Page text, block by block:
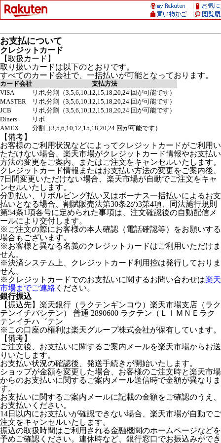
お支払について
クレジットカード
【取扱カード】
取り扱いカードは以下のとおりです。
すべてのカード会社で、一括払いが可能となっております。
カード会社
支払方法
VISA
リボ,分割（3,5,6,10,12,15,18,20,24 回が可能です）
MASTER
リボ,分割（3,5,6,10,12,15,18,20,24 回が可能です）
JCB
リボ,分割（3,5,6,10,12,15,18,20,24 回が可能です）
Diners
リボ
AMEX
分割（3,5,6,10,12,15,18,20,24 回が可能です）
【備考】
お客様のご利用状況などによってクレジットカードがご利用い
ただけない場合、楽天市場がクレジットカード情報やお支払い
方法の変更をご案内、またはご注文をキャンセルいたします。
クレジットカード情報またはお支払い方法の変更をご案内後、
7日間変更いただけない場合、楽天市場が自動でご注文をキャ
ンセルいたします。
分割払い、リボルビング払い又はボーナス一括払いによるお支
払いとなる場合、割賦販売法第30条2の3第4項、同法施行規則
第54条1項各号に定められた事項は、注文確認後の自動配信メ
ールにより交付します。
※ご注文の際にお客様の本人確認（電話確認等）をお願いする
場合もございます。
※お客様と異なる名義のクレジットカードはご利用いただけま
せん。
※決済システム上、クレジットカード利用控は発行しておりま
せん。
※クレジットカードでのお支払いに関するお問い合わせは楽天
市場までご連絡 ください。
銀行振込
【振込先】楽天銀行（ラクテンギンコウ）楽天市場支店（ラク
テンイチバシテン） 普通 2890600 ラクテン（ＬＩＭＮＥラク
テンイチハ゛テン
※この口座の権利は楽天グループ株式会社が保有しています。
【備考】
ご注文後、お支払いに関するご案内メールを楽天市場からお送
りいたします。
お支払い状況の確認後、発送手続きが開始いたします。
ショップが金額を変更した場合、お客様のご注文時と楽天市場
からのお支払いに関するご案内メール送信時で金額が異なりま
す。
お支払いに関するご案内メールに記載の金額をご確認のうえ、
お支払いください。
14日以内にお支払いが確認できない場合、楽天市場が自動でご
注文をキャンセルいたします。
振込の取扱時間はご利用される金融機関のホームページなどを
予めご確認ください。連休時など、銀行窓口でお振込みができ